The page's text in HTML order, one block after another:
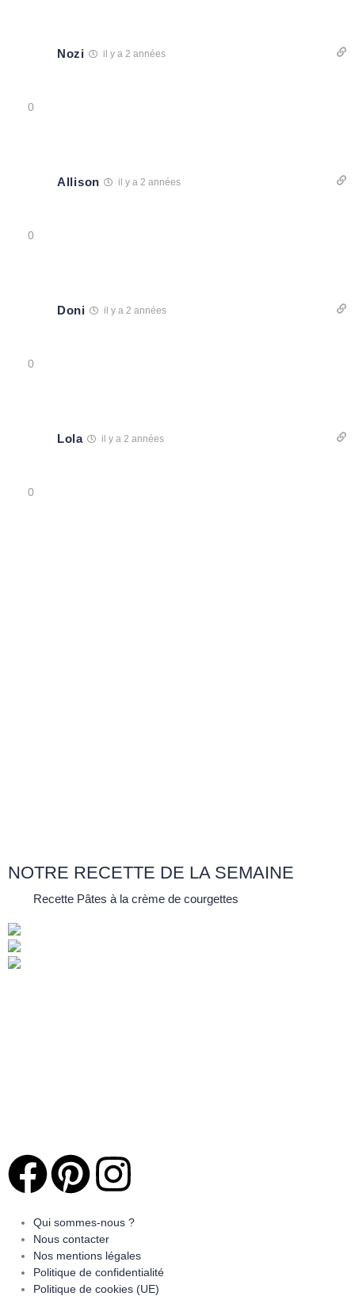
Nozi il y a 2 années
0
Allison il y a 2 années
0
Doni il y a 2 années
0
Lola il y a 2 années
0
NOTRE RECETTE DE LA SEMAINE
Recette Pâtes à la crème de courgettes
Qui sommes-nous ?
Nous contacter
Nos mentions légales
Politique de confidentialité
Politique de cookies (UE)